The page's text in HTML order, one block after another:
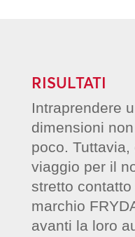
RISULTATI
Intraprendere
dimensioni
poco.
viaggio per il
stretto
marchio
avanti la loro